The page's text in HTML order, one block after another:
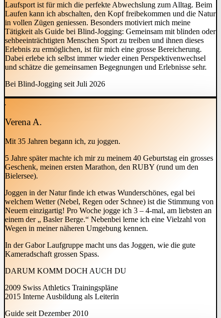
Laufsport ist für mich die perfekte Abwechslung zum Alltag. Beim
Laufen kann ich abschalten, den Kopf freibekommen und die Natur
in vollen Zügen geniessen. Besonders motiviert mich meine
Tätigkeit als Guide bei Blind-Jogging: Gemeinsam mit blinden oder
sehbeeinträchtigten Menschen Sport zu treiben und ihnen dieses
Erlebnis zu ermöglichen, ist für mich eine grosse Bereicherung.
Dabei erlebe ich selbst immer wieder einen Perspektivenwechsel
und schätze die gemeinsamen Begegnungen und Erlebnisse sehr.
Bei Blind-Jogging seit Juli 2026
Verena A.
Mit 35 Jahren begann ich, zu joggen.
5 Jahre später machte ich mir zu meinem 40 Geburtstag ein grosses
Geschenk, meinen ersten Marathon, den RUBY (rund um den
Bielersee).
Joggen in der Natur finde ich etwas Wunderschönes, egal bei
welchem Wetter (Nebel, Regen oder Schnee) ist die Stimmung von
Neuem einzigartig! Pro Woche jogge ich 3 – 4-mal, am liebsten an
einem der „ Basler Berge.“ Nebenbei lerne ich eine Vielzahl von
Wegen in meiner näheren Umgebung kennen.
In der Gabor Laufgruppe macht uns das Joggen, wie die gute
Kameradschaft grossen Spass.
DARUM KOMM DOCH AUCH DU
2009 Swiss Athletics Trainingspläne
2015 Interne Ausbildung als Leiterin
Guide seit Dezember 2010